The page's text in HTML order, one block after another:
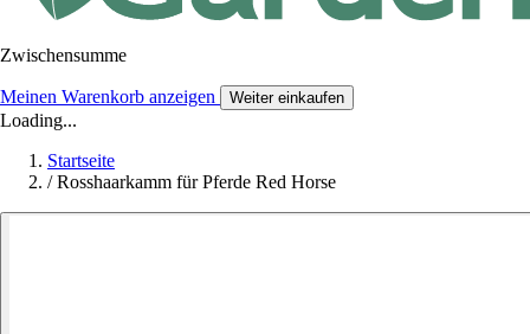
Zwischensumme
Meinen Warenkorb anzeigen Weiter einkaufen
Loading...
Startseite
/ Rosshaarkamm für Pferde Red Horse